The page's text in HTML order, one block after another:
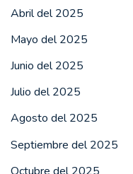
Abril del 2025
Mayo del 2025
Junio del 2025
Julio del 2025
Agosto del 2025
Septiembre del 2025